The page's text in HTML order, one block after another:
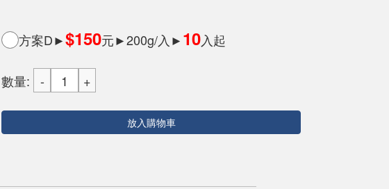
方案D►$150元►200g/入►10入起
數量:
放入購物車